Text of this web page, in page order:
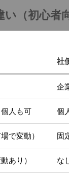
（初心者
社
企
人も可 個
で変動） 固
あり） な